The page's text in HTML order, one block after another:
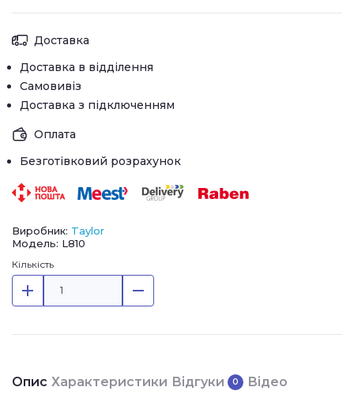
Доставка
Доставка в відділення
Самовивіз
Доставка з підключенням
Оплата
Безготівковий розрахунок
Виробник: Taylor
Модель: L810
Кількість
Опис Характеристики Відгуки 0
Відео